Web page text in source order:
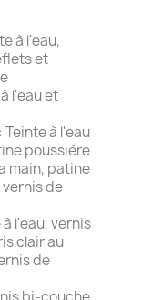
à l'eau,
et
à l'eau et
Teinte à l'eau
poussière
main, patine
de
à l'eau, vernis
clair au
de